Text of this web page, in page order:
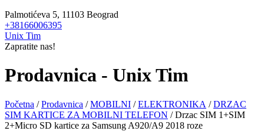
Palmotićeva 5, 11103 Beograd
+38166006395
Unix Tim
Zapratite nas!
Prodavnica - Unix Tim
Početna /Prodavnica /MOBILNI /ELEKTRONIKA /DRZAC
SIM KARTICE ZA MOBILNI TELEFON / Drzac SIM 1+SIM
2+Micro SD kartice za Samsung A920/A9 2018 roze